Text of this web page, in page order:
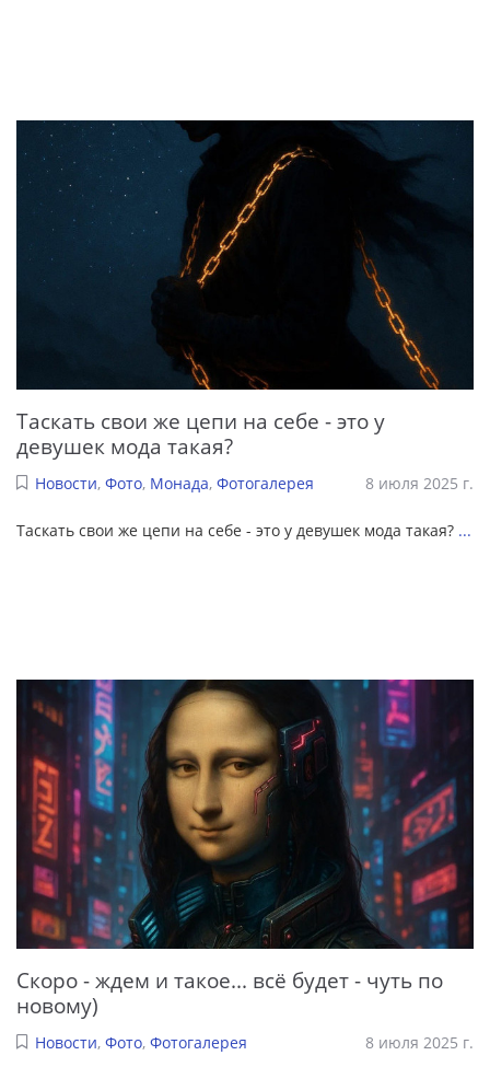
Таскать свои же цепи на себе - это у
девушек мода такая?
Новости, Фото, Монада, Фотогалерея 8 июля 2025 г.
Таскать свои же цепи на себе - это у девушек мода такая? ...
Скоро - ждем и такое... всё будет - чуть по
новому)
Новости, Фото, Фотогалерея 8 июля 2025 г.